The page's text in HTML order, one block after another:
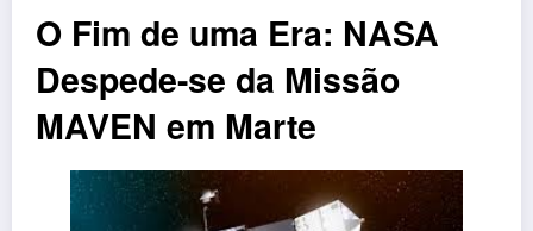
O Fim de uma Era: NASA
Despede-se da Missão
MAVEN em Marte